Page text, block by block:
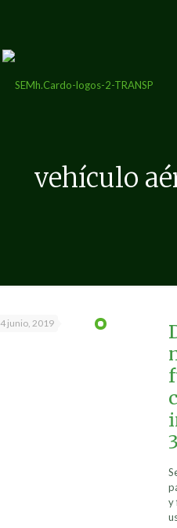
vehículo
4 junio, 2019
y